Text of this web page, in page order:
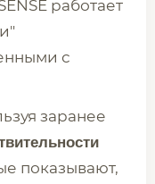
работает
с
заранее
показывают,